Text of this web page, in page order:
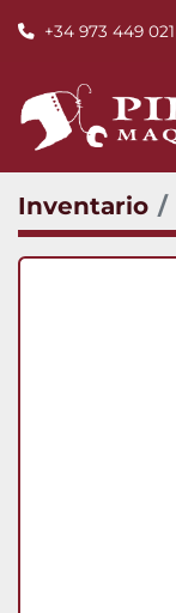
+34 973 449 021
Inventario